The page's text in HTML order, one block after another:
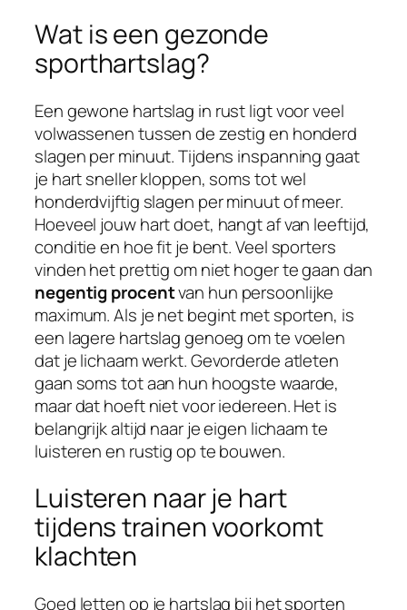
Wat is een gezonde
sporthartslag?
Een gewone hartslag in rust ligt voor veel
volwassenen tussen de zestig en honderd
slagen per minuut. Tijdens inspanning gaat
je hart sneller kloppen, soms tot wel
honderdvijftig slagen per minuut of meer.
Hoeveel jouw hart doet, hangt af van leeftijd,
conditie en hoe fit je bent. Veel sporters
vinden het prettig om niet hoger te gaan dan
negentig procentvan hun persoonlijke
maximum. Als je net begint met sporten, is
een lagere hartslag genoeg om te voelen
dat je lichaam werkt. Gevorderde atleten
gaan soms tot aan hun hoogste waarde,
maar dat hoeft niet voor iedereen. Het is
belangrijk altijd naar je eigen lichaam te
luisteren en rustig op te bouwen.
Luisteren naar je hart
tijdens trainen voorkomt
klachten
Goed letten op je hartslag bij het sporten